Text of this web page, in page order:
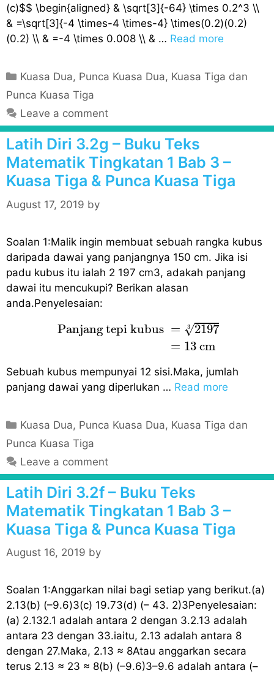
(c)$$ \begin{aligned} & \sqrt[3]{-64} \times 0.2^3 \\
& =\sqrt[3]{-4 \times-4 \times-4} \times(0.2)(0.2)
(0.2) \\ & =-4 \times 0.008 \\ & … Read more
C
a
e
g
o
r
i
s
Kuasa Dua, Punca Kuasa Dua, Kuasa Tiga dan
Punca Kuasa Tiga
Leave a comment
Latih Diri 3.2g – Buku Teks
Matematik Tingkatan 1 Bab 3 –
Kuasa Tiga & Punca Kuasa Tiga
August 17, 2019 by
Soalan 1:Malik ingin membuat sebuah rangka kubus
daripada dawai yang panjangnya 150 cm. Jika isi
padu kubus itu ialah 2 197 cm3, adakah panjang
dawai itu mencukupi? Berikan alasan
anda.Penyelesaian:
Panjang tepi kubus = 3
√2197
= 13 cm
Panjang tepi kubus 21973=
Sebuah kubus mempunyai 12 sisi.Maka, jumlah
panjang dawai yang diperlukan … Read more
C
a
e
g
o
r
i
s
Kuasa Dua, Punca Kuasa Dua, Kuasa Tiga dan
Punca Kuasa Tiga
Leave a comment
Latih Diri 3.2f – Buku Teks
Matematik Tingkatan 1 Bab 3 –
Kuasa Tiga & Punca Kuasa Tiga
August 16, 2019 by
Soalan 1:Anggarkan nilai bagi setiap yang berikut.(a)
2.13(b) (–9.6)3(c) 19.73(d) (– 43. 2)3Penyelesaian:
(a) 2.132.1 adalah antara 2 dengan 3.2.13 adalah
antara 23 dengan 33.iaitu, 2.13 adalah antara 8
dengan 27.Maka, 2.13 ≈ 8Atau anggarkan secara
terus 2.13 ≈ 23 ≈ 8(b) (–9.6)3–9.6 adalah antara (–